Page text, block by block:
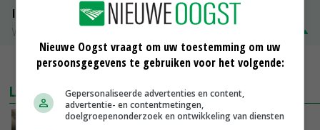
ISN prijs Frankrijk
Vleesvarkens
MEER MARKTPRIJZEN
LAATSTE NIEUWS
‘Samenwerking A-ware en Amalthea gaat
Nieuwe Oogst vraagt om uw toestemming om uw
persoonsgegevens te gebruiken voor het volgende:
Gepersonaliseerde advertenties en content,
advertentie- en contentmetingen,
doelgroepenonderzoek en ontwikkeling van diensten